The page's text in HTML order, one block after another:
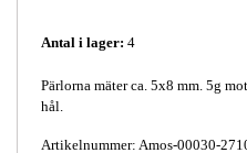
Antal i lager: 4
Pärlorna mäter ca. 5x8 mm. 5g
hål.
Artikelnummer: Amos-00030-